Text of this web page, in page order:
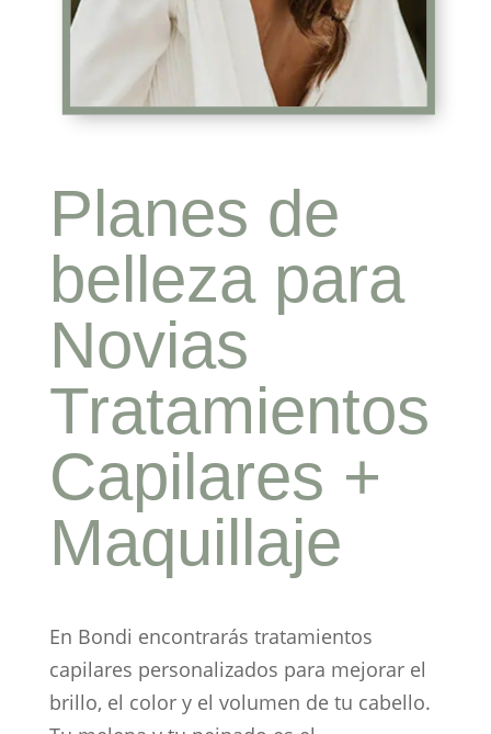
Planes de
belleza para
Novias
Tratamientos
Capilares +
Maquillaje
En Bondi encontrarás tratamientos
capilares personalizados para mejorar el
brillo, el color y el volumen de tu cabello.